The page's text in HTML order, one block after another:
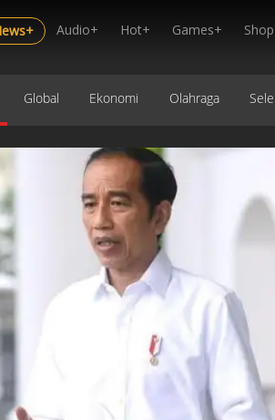
Audio+ Hot+ Games+
Global Ekonomi Olahraga